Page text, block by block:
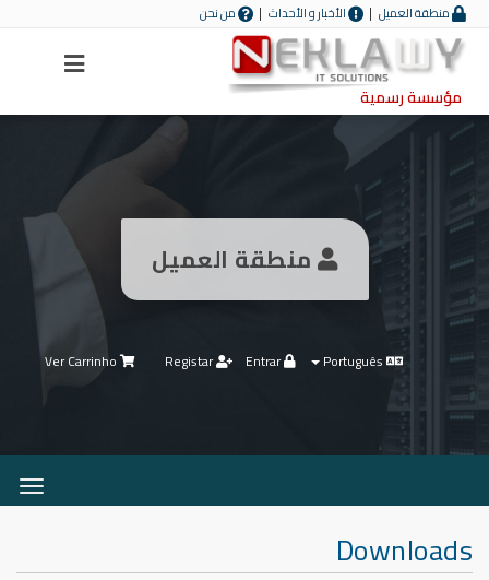
منطقة العميل الأخبار و الأحداث من نحن
مؤسسة رسمية
منطقة العميل
Entrar
Registar
Ver Carrinho
Downloads